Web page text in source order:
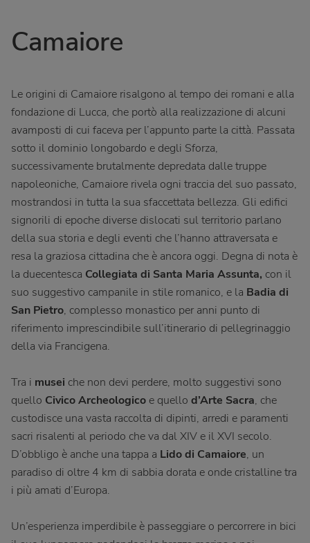
Camaiore
Le origini di Camaiore risalgono al tempo dei romani e alla
fondazione di Lucca, che portò alla realizzazione di alcuni
avamposti di cui faceva per l’appunto parte la città. Passata
sotto il dominio longobardo e degli Sforza,
successivamente brutalmente depredata dalle truppe
napoleoniche, Camaiore rivela ogni traccia del suo passato,
mostrandosi in tutta la sua sfaccettata bellezza. Gli edifici
signorili di epoche diverse dislocati sul territorio parlano
della sua storia e degli eventi che l’hanno attraversata e
resa la graziosa cittadina che è ancora oggi. Degna di nota è
la duecentesca Collegiata di Santa Maria Assunta, con il
suo suggestivo campanile in stile romanico, e la Badia di
San Pietro, complesso monastico per anni punto di
riferimento imprescindibile sull’itinerario di pellegrinaggio
della via Francigena.
Tra i musei che non devi perdere, molto suggestivi sono
quello Civico Archeologico e quello d’Arte Sacra, che
custodisce una vasta raccolta di dipinti, arredi e paramenti
sacri risalenti al periodo che va dal XIV e il XVI secolo.
D’obbligo è anche una tappa a Lido di Camaiore, un
paradiso di oltre 4 km di sabbia dorata e onde cristalline tra
i più amati d’Europa.
Un’esperienza imperdibile è passeggiare o percorrere in bici